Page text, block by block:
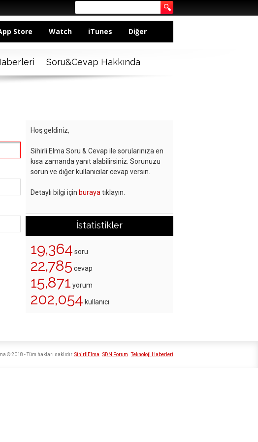
Store Watch iTunes Diğer
Soru&Cevap Hakkında
Hoş geldiniz,
Sihirli Elma Soru & Cevap ile sorularınıza en
kısa zamanda yanıt alabilirsiniz. Sorunuzu
sorun ve diğer kullanıcılar cevap versin.
Detaylı bilgi için buraya tıklayın.
İstatistikler
19,364 soru
22,785 cevap
15,871 yorum
202,054 kullanıcı
SihirliElma SDN Forum Teknoloji Haberleri
© 2018 - Tüm hakları saklıdır